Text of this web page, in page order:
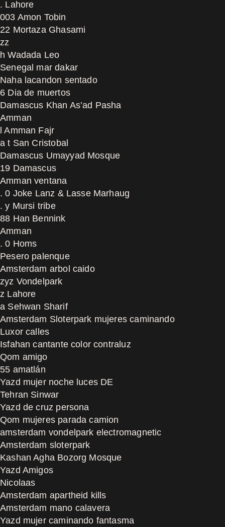
. Lahore
003 Amon Tobin
22 Mortaza Ghasami
zz
h Wadada Leo
Senegal mar dakar
Naha lacandon sentado
6 Dia de muertos
Damascus Khan As’ad Pasha
Amman
l Amman Fajr
a t San Cristobal
Damascus Umayyad Mosque
19 Damascus
Amman ventana
. 0 Joke Lanz & Lasse Marhaug
. y Mursi tribe
88 Han Bennink
Amman
. 0 Homs
Pesero palenque
Amsterdam arbol caido
zyz Vondelpark
z Lahore
a Sehwan Sharif
Amsterdam Sloterpark mujeres caminando
Luxor calles
Isfahan cantante color contraluz
Qom amigo
55 amatlán
Yazd mujer noche luces DE
Tehran Sinwar
Yazd de cruz persona
Qom mujeres parada camion
amsterdam vondelpark electromagnetic
Amsterdam sloterpark
Kashan Agha Bozorg Mosque
Yazd Amigos
Nicolaas
Amsterdam apartheid kills
Amsterdam mano calavera
Yazd mujer caminando fantasma